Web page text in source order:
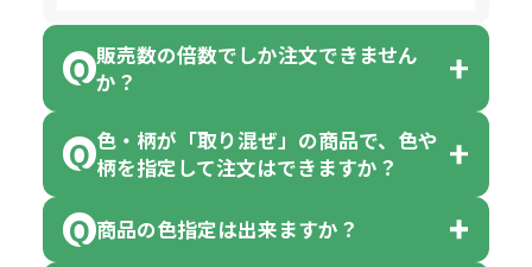
販売数の倍数でしか注文できません
か？
一部商品（※）を除き、注文可能数
です。
色・柄が「取り混ぜ」の商品で、色や
柄を指定して注文はできますか？
「色・柄 取り混ぜ」のラベルがつい
商品の色指定は出来ますか？